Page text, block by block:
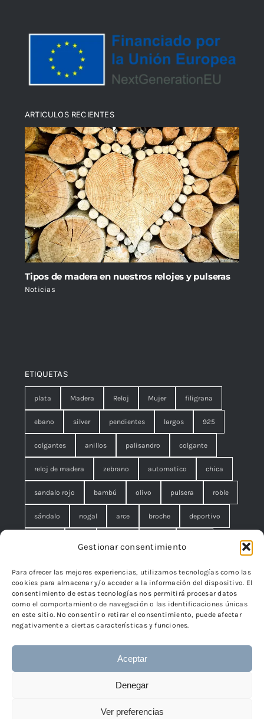
Gestionar consentimiento
Para ofrecer las mejores experiencias, utilizamos tecnologías como las
cookies para almacenar y/o acceder a la información del dispositivo. El
consentimiento de estas tecnologías nos permitirá procesar datos
como el comportamiento de navegación o las identificaciones únicas
en este sitio. No consentir o retirar el consentimiento, puede afectar
negativamente a ciertas características y funciones.
Aceptar
Denegar
Ver preferencias
Política de cookies (UE)
ARTICULOS RECIENTES
Tipos de madera en nuestros relojes y pulseras
Noticias
ETIQUETAS
plata Madera Reloj Mujer filigrana
ebano silver pendientes largos 925
colgantes anillos palisandro colgante
reloj de madera zebrano automatico chica
sandalo rojo bambú olivo pulsera roble
sándalo nogal arce broche deportivo
brazalete cuadrado rombo filigrana. broche
cisne edelweiss
© 2024 - 2026 • TicSilver